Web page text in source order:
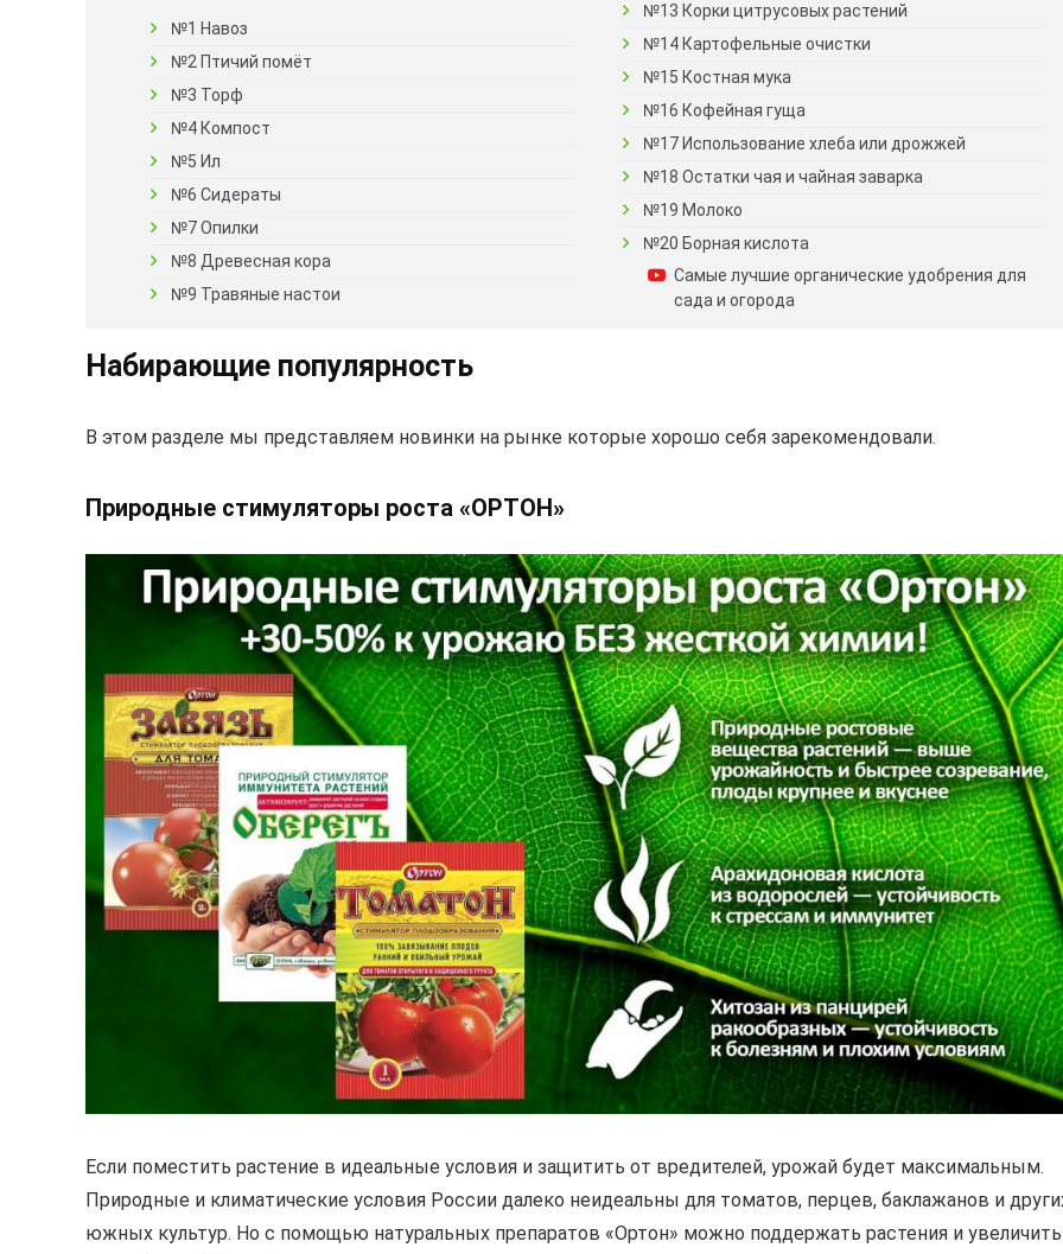
№1 Навоз
№2 Птичий помёт
№3 Торф
№4 Компост
№5 Ил
№6 Сидераты
№7 Опилки
№8 Древесная кора
№9 Травяные настои
№13 Корки цитрусовых растений
№14 Картофельные очистки
№15 Костная мука
№16 Кофейная гуща
№17 Использование хлеба или дрожжей
№18 Остатки чая и чайная заварка
№19 Молоко
№20 Борная кислота
Самые лучшие органические удобрения для
сада и огорода
Набирающие популярность
В этом разделе мы представляем новинки на рынке которые хорошо себя зарекомендовали.
Природные стимуляторы роста «ОРТОН»
Если поместить растение в идеальные условия и защитить от вредителей, урожай будет максимальным.
Природные и климатические условия России далеко неидеальны для томатов, перцев, баклажанов и
южных культур. Но с помощью натуральных препаратов «Ортон» можно поддержать растения и увеличить